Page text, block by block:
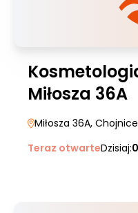
Miłosza 36A
Miłosza 36A, Chojnice
Teraz otwarteDzisiaj: